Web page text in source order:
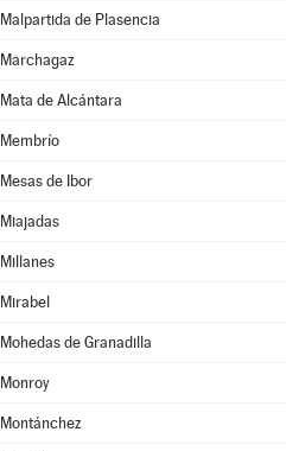
Malpartida de Plasencia
Marchagaz
Mata de Alcántara
Membrío
Mesas de Ibor
Miajadas
Millanes
Mirabel
Mohedas de Granadilla
Monroy
Montánchez